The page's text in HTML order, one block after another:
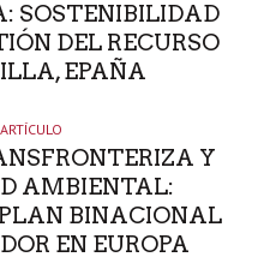
SOSTENIBILIDAD
DEL RECURSO
EPAÑA
Y
AMBIENTAL:
BINACIONAL
EN EUROPA